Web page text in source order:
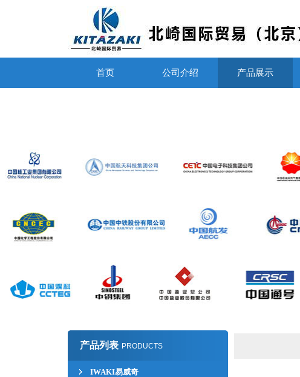
首页 公司介绍 产品展示
产品列表 PRODUCTS
IWAKI易威奇